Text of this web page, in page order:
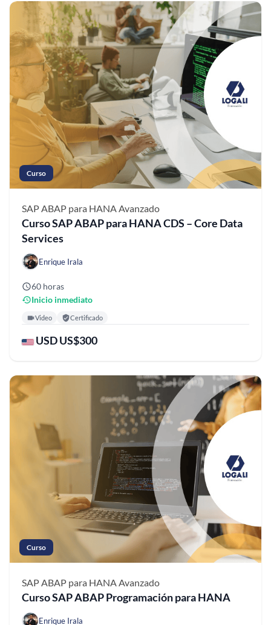
Curso
SAP ABAP para HANA Avanzado
Curso SAP ABAP para HANA CDS – Core Data
Services
Enrique Irala
60 horas
Inicio inmediato
Video Certificado
USD US$300
Curso
SAP ABAP para HANA Avanzado
Curso SAP ABAP Programación para HANA
Enrique Irala